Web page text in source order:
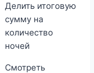
Делить итоговую
сумму на
количество
ночей
Смотреть